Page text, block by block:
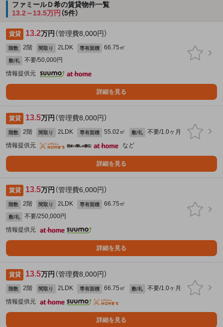
ファミールＤ希の賃貸物件一覧
13.2～13.5万円 （5件）
賃貸 13.2万円 （管理費8,000円）
階数 2階 間取り 2LDK 専有面積 66.75㎡
敷/礼
不要/50,000円
情報提供元
詳細を見る
賃貸 13.5万円 （管理費8,000円）
階数 2階 間取り 2LDK 専有面積 55.02㎡ 敷/礼
不要/1.0ヶ月
情報提供元
など
詳細を見る
賃貸 13.5万円 （管理費6,000円）
階数 2階 間取り 2LDK 専有面積 66.75㎡
敷/礼
不要/250,000円
情報提供元
詳細を見る
賃貸 13.5万円 （管理費8,000円）
階数 2階 間取り 2LDK 専有面積 66.75㎡ 敷/礼
不要/1.0ヶ月
情報提供元
詳細を見る